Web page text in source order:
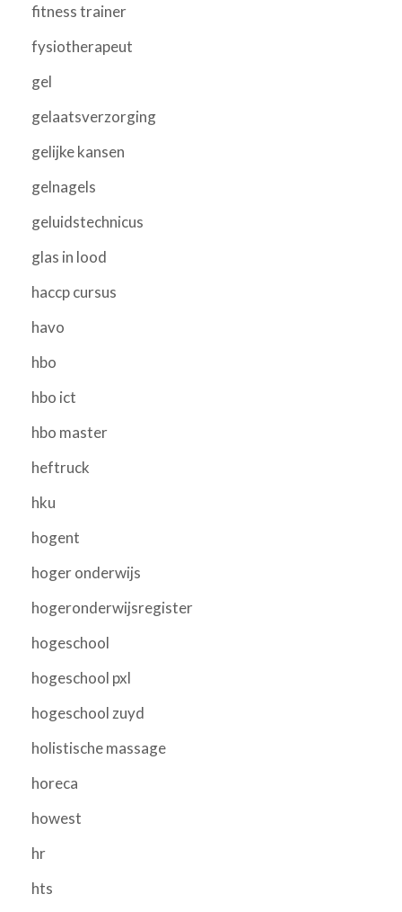
fitness trainer
fysiotherapeut
gel
gelaatsverzorging
gelijke kansen
gelnagels
geluidstechnicus
glas in lood
haccp cursus
havo
hbo
hbo ict
hbo master
heftruck
hku
hogent
hoger onderwijs
hogeronderwijsregister
hogeschool
hogeschool pxl
hogeschool zuyd
holistische massage
horeca
howest
hr
hts